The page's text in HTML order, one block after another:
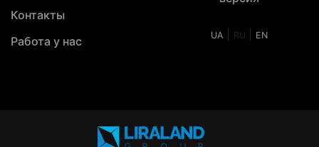
Контакты
Работа у нас
UA RU EN